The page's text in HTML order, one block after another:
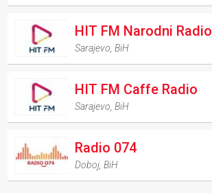
HIT FM Narodni Radio
Sarajevo ,BiH
HIT FM Caffe Radio
Sarajevo ,BiH
Radio 074
Doboj ,BiH